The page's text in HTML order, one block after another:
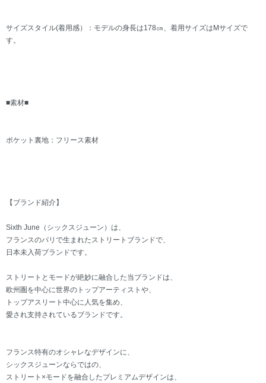
サイズスタイル(着用感）：モデルの身長は178㎝、着用サイズはMサイズで
す。
■素材■
ポケット裏地：フリース素材
【ブランド紹介】
Sixth June（シックスジューン）は、
フランスのパリで生まれたストリートブランドで、
日本未入荷ブランドです。
ストリートとモードが絶妙に融合した当ブランドは、
欧州圏を中心に世界のトップアーティストや、
トップアスリート中心に人気を集め、
愛され支持されているブランドです。
フランス特有のオシャレなデザインに、
シックスジューンならではの、
ストリート×モードを融合したプレミアムデザインは、